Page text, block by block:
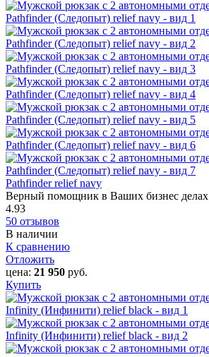
Pathfinder relief navy
Верный помощник в Ваших бизнес делах
4.93
50 отзывов
В наличии
К сравнению
Отложить
цена: 21 950 руб.
Купить